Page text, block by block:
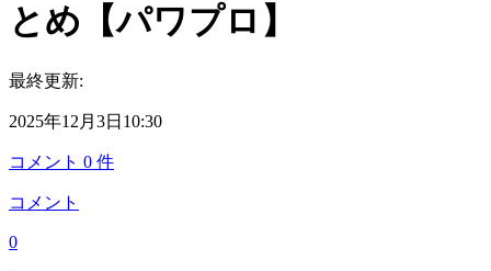
とめ【パワプロ】
最終更新:
2025年12月3日10:30
コメント 0 件
コメント
0